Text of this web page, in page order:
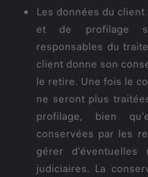
Les données du
et de profilage
responsables du
client donne son
le retire. Une fois le
ne seront plus
profilage, bien
conservées par les
gérer d'éventuelles
judiciaires. La